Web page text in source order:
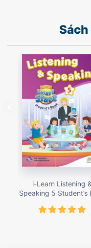
Sách
i-Learn Listening &
Speaking 5 Student’s